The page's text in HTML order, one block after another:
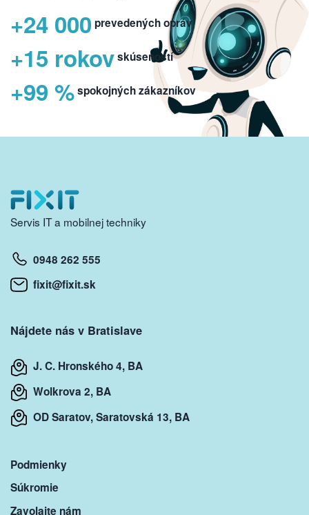
+24 000 prevedených opráv
+15 rokovskúseností
+99 %spokojných zákazníkov
Servis IT a mobilnej techniky
0948 262 555
fixit@fixit.sk
Nájdete nás v Bratislave
J. C. Hronského 4, BA
Wolkrova 2, BA
OD Saratov, Saratovská 13, BA
Podmienky
Súkromie
Zavolajte nám